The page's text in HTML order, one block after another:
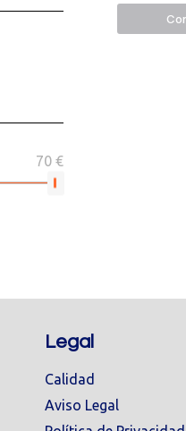
70 €
Legal
Calidad
Aviso Legal